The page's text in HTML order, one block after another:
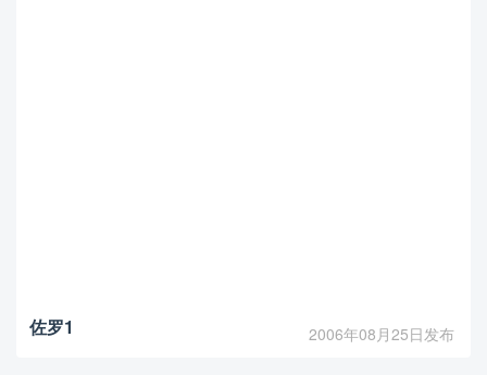
佐罗1 2006年08月25日发布